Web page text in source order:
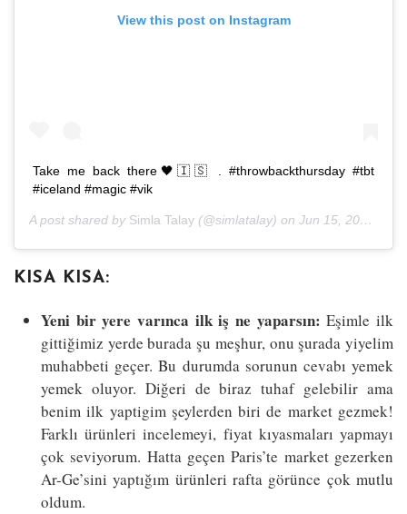
View this post on Instagram
Take me back there🖤🇮🇸 . #throwbackthursday #tbt
#iceland #magic #vik
A post shared by Simla Talay (@simlatalay) on Jun 15, 2017 at 10:57am PDT
KISA KISA:
Yeni bir yere varınca ilk iş ne yaparsın: Eşimle ilk
gittiğimiz yerde burada şu meşhur, onu şurada yiyelim
muhabbeti geçer. Bu durumda sorunun cevabı yemek
yemek oluyor. Diğeri de biraz tuhaf gelebilir ama
benim ilk yaptigim şeylerden biri de market gezmek!
Farklı ürünleri incelemeyi, fiyat kıyasmaları yapmayı
çok seviyorum. Hatta geçen Paris’te market gezerken
Ar-Ge’sini yaptığım ürünleri rafta görünce çok mutlu
oldum.